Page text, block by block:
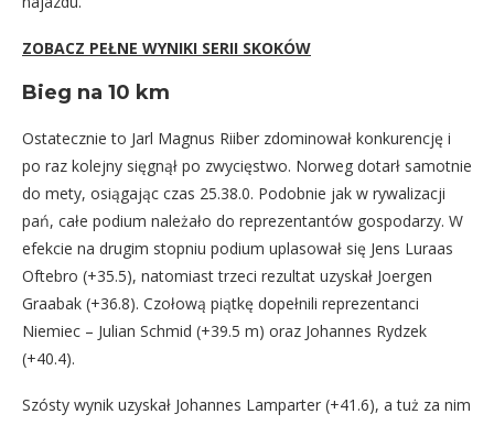
ZOBACZ PEŁNE WYNIKI SERII SKOKÓW
Bieg na 10 km
Ostatecznie to Jarl Magnus Riiber zdominował konkurencję i
po raz kolejny sięgnął po zwycięstwo. Norweg dotarł samotnie
do mety, osiągając czas 25.38.0. Podobnie jak w rywalizacji
pań, całe podium należało do reprezentantów gospodarzy. W
efekcie na drugim stopniu podium uplasował się Jens Luraas
Oftebro (+35.5), natomiast trzeci rezultat uzyskał Joergen
Graabak (+36.8). Czołową piątkę dopełnili reprezentanci
Niemiec – Julian Schmid (+39.5 m) oraz Johannes Rydzek
(+40.4).
Szósty wynik uzyskał Johannes Lamparter (+41.6), a tuż za nim